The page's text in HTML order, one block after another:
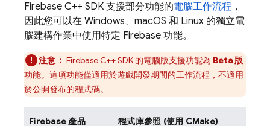
Firebase C++ SDK 支援部分功能的電腦工作流程 ，
因此您可以在 Windows、macOS 和 Linux 的獨立電
腦建構作業中使用特定 Firebase 功能。
注意： FirebaseC++SDK 的電腦版支援功能為 Beta 版
功能。這項功能僅適用於遊戲開發期間的工作流程，不適用
於公開發布的程式碼。
Firebase 產品 程式庫參照 (使用 CMake)